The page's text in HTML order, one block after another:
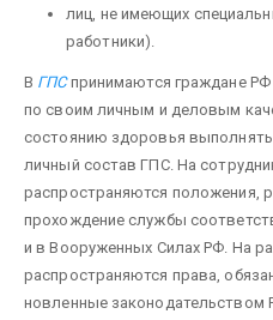
лиц, не имеющих
работники).
В ГПСпринимаются граждане
по своим личным и деловым
состоянию здоровья
личный состав ГПС. На
распространяются положения,
прохождение службы
и в Вооруженных Силах РФ. На
распространяются права,
новленные законодательством